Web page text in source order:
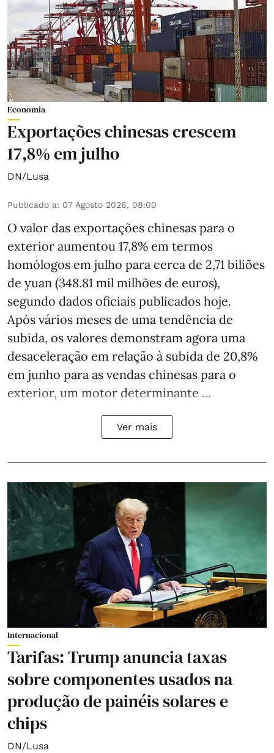
Economia
Exportações chinesas crescem
17,8% em julho
DN/Lusa
Publicado a: 07 Agosto 2026, 08:00
O valor das exportações chinesas para o
exterior aumentou 17,8% em termos
homólogos em julho para cerca de 2,71 biliões
de yuan (348.81 mil milhões de euros),
segundo dados oficiais publicados hoje.
Após vários meses de uma tendência de
subida, os valores demonstram agora uma
desaceleração em relação à subida de 20,8%
em junho para as vendas chinesas para o
exterior, um motor determinante ...
Ver mais
Internacional
Tarifas: Trump anuncia taxas
sobre componentes usados na
produção de painéis solares e
chips
DN/Lusa